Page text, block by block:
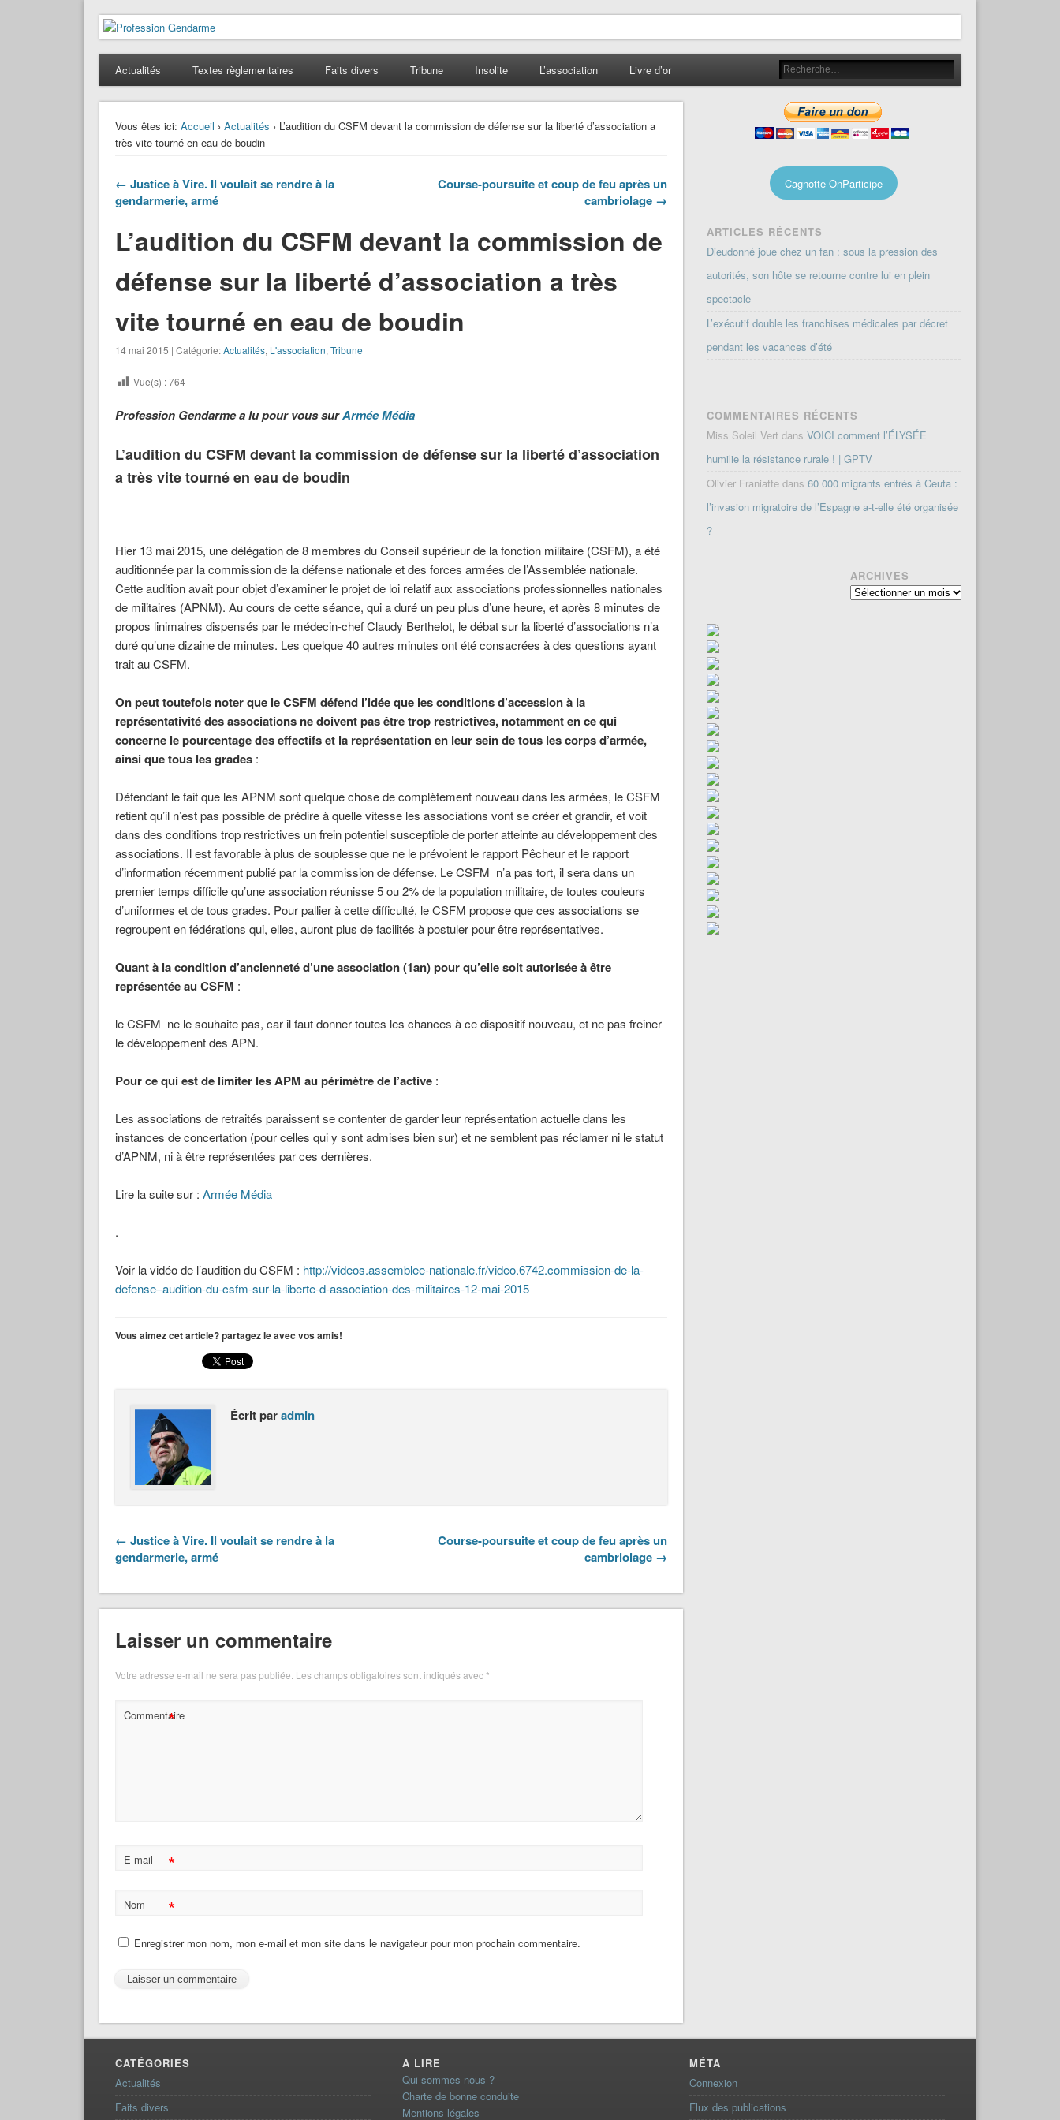
Profession Gendarme
Le journal des gendarmes
Actualités Textes règlementaires Faits divers Tribune Insolite L’association Livre d’or
Vous êtes ici: Accueil › Actualités › L’audition du CSFM devant la commission de défense sur la liberté d’association a
très vite tourné en eau de boudin
← Justice à Vire. Il voulait se rendre à la
gendarmerie, armé
Course-poursuite et coup de feu après un
cambriolage →
L’audition du CSFM devant la commission de
défense sur la liberté d’association a très
vite tourné en eau de boudin
14 mai 2015 | Catégorie:Actualités, L'association, Tribune
Vue(s) :764
Profession Gendarme a lu pour vous surArmée Média
L’audition du CSFM devant la commission de défense sur la liberté d’association
a très vite tourné en eau de boudin
Hier 13 mai 2015, une délégation de 8 membres du Conseil supérieur de la fonction militaire (CSFM), a été
auditionnée par la commission de la défense nationale et des forces armées de l’Assemblée nationale.
Cette audition avait pour objet d’examiner le projet de loi relatif aux associations professionnelles nationales
de militaires (APNM). Au cours de cette séance, qui a duré un peu plus d’une heure, et après 8 minutes de
propos linimaires dispensés par le médecin-chef Claudy Berthelot, le débat sur la liberté d’associations n’a
duré qu’une dizaine de minutes. Les quelque 40 autres minutes ont été consacrées à des questions ayant
trait au CSFM.
On peut toutefois noter que le CSFM défend l’idée que les conditions d’accession à la
représentativité des associations ne doivent pas être trop restrictives, notamment en ce qui
concerne le pourcentage des effectifs et la représentation en leur sein de tous les corps d’armée,
ainsi que tous les grades:
Défendant le fait que les APNM sont quelque chose de complètement nouveau dans les armées, le CSFM
retient qu’il n’est pas possible de prédire à quelle vitesse les associations vont se créer et grandir, et voit
dans des conditions trop restrictives un frein potentiel susceptible de porter atteinte au développement des
associations. Il est favorable à plus de souplesse que ne le prévoient le rapport Pêcheur et le rapport
d’information récemment publié par la commission de défense. Le CSFM n’a pas tort, il sera dans un
premier temps difficile qu’une association réunisse 5 ou 2% de la population militaire, de toutes couleurs
d’uniformes et de tous grades. Pour pallier à cette difficulté, le CSFM propose que ces associations se
regroupent en fédérations qui, elles, auront plus de facilités à postuler pour être représentatives.
Quant à la condition d’ancienneté d’une association (1an) pour qu’elle soit autorisée à être
représentée au CSFM :
le CSFM ne le souhaite pas, car il faut donner toutes les chances à ce dispositif nouveau, et ne pas freiner
le développement des APN.
Pour ce qui est de limiter les APM au périmètre de l’active:
Les associations de retraités paraissent se contenter de garder leur représentation actuelle dans les
instances de concertation (pour celles qui y sont admises bien sur) et ne semblent pas réclamer ni le statut
d’APNM, ni à être représentées par ces dernières.
Lire la suite sur : Armée Média
.
Voir la vidéo de l’audition du CSFM : http://videos.assemblee-nationale.fr/video.6742.commission-de-la-
defense–audition-du-csfm-sur-la-liberte-d-association-des-militaires-12-mai-2015
Vous aimez cet article? partagez le avec vos amis!
Écrit paradmin
← Justice à Vire. Il voulait se rendre à la
gendarmerie, armé
Course-poursuite et coup de feu après un
cambriolage →
Laisser un commentaire
Votre adresse e-mail ne sera pas publiée. Les champs obligatoires sont indiqués avec*
Commentaire
*
E-mail *
Nom *
Enregistrer mon nom, mon e-mail et mon site dans le navigateur pour mon prochain commentaire.
Cagnotte OnParticipe
ARTICLES RÉCENTS
Dieudonné joue chez un fan : sous la pression des
autorités, son hôte se retourne contre lui en plein
spectacle
L’exécutif double les franchises médicales par décret
pendant les vacances d’été
COMMENTAIRES RÉCENTS
Miss Soleil Vert dansVOICI comment l’ÉLYSÉE
humilie la résistance rurale ! | GPTV
Olivier Franiatte dans60 000 migrants entrés à Ceuta :
l’invasion migratoire de l’Espagne a-t-elle été organisée
?
ARCHIVES
Archives
CATÉGORIES
Actualités
Faits divers
A LIRE
Qui sommes-nous ?
Charte de bonne conduite
Mentions légales
MÉTA
Connexion
Flux des publications